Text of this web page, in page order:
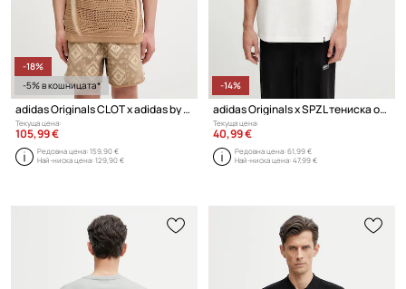
-18%
-5% в кошницата*
adidas Originals CLOT x adidas by Edison Chen тениска с памук мъжка
Текуща цена:
105,99 €
Редовна цена:159,90 €
Най-ниска цена:129,90 €
-14%
adidas Originals x SPZL тениска от памук мъжка
Текуща цена:
40,99 €
Редовна цена:61,99 €
Най-ниска цена:47,99 €